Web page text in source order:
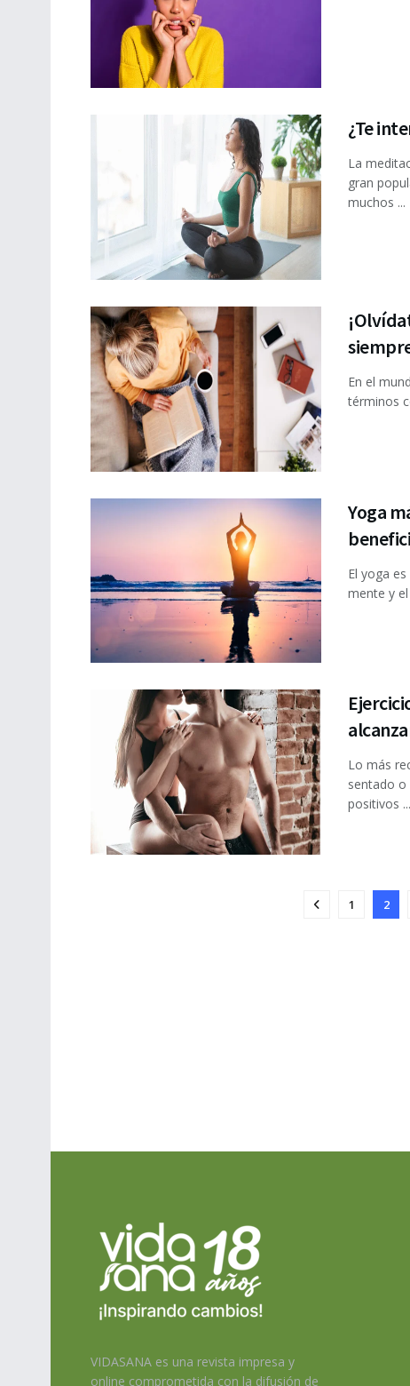
¿Te
La
gran
muchos ...
En el
términos
Yoga
El yoga
mente y
Lo más
sentado o
positivos ...
1 2
VIDASANA es una revista impresa y
online comprometida con la difusión de